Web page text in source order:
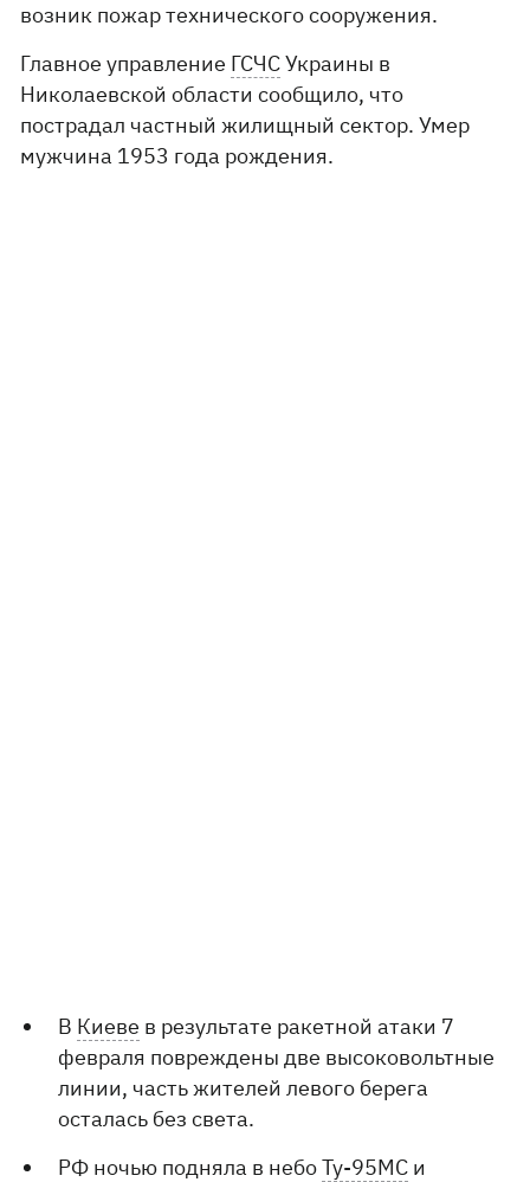
возник пожар технического сооружения.
Главное управление ГСЧСУкраины в
Николаевской области сообщило, что
пострадал частный жилищный сектор. Умер
мужчина 1953 года рождения.
В Киеве в результате ракетной атаки 7
февраля повреждены две высоковольтные
линии, часть жителей левого берега
осталась без света.
РФ ночью подняла в небоТу-95МС и